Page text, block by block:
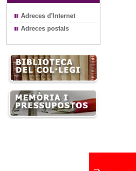
Adreces d'Internet
Adreces postals